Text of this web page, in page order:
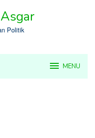
Politik
MENU